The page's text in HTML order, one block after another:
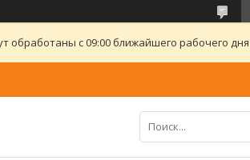
с 09:00 ближайшего рабочего дня